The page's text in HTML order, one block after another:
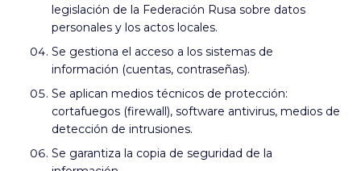
legislación de la Federación Rusa sobre datos
personales y los actos locales.
Se gestiona el acceso a los sistemas de
información (cuentas, contraseñas).
Se aplican medios técnicos de protección:
cortafuegos (firewall), software antivirus, medios de
detección de intrusiones.
Se garantiza la copia de seguridad de la